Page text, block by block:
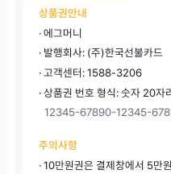
상품권안내
· 에그머니
· 발행회사: (주)한국선불카드
· 고객센터: 1588-3206
· 상품권 번호 형식: 숫자 20자
12345-67890-12345-
주의사항
· 10만원권은 결제창에서 5만